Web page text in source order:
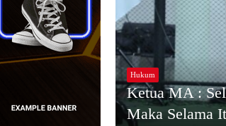
Hukum
Ketua MA :
Maka Selama